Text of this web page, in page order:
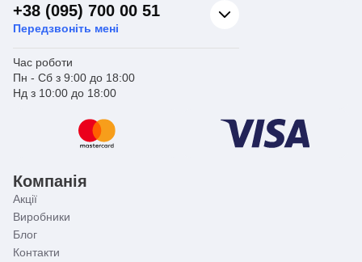
+38 (095) 700 00 51
Передзвоніть мені
Час роботи
Пн - Сб з 9:00 до 18:00
Нд з 10:00 до 18:00
Компанія
Акції
Виробники
Блог
Контакти